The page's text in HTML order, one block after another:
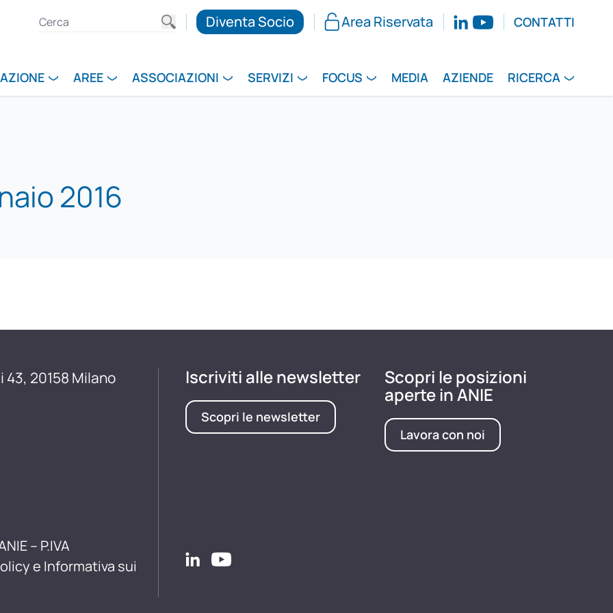
Diventa Socio Area Riservata CONTATTI
AREE ASSOCIAZIONI SERVIZI FOCUS MEDIA AZIENDE RICERCA
2016
20158 Milano
– P.IVA
e Informativa sui
Iscriviti alle newsletter
Scopri le newsletter
Scopri le posizioni
aperte in ANIE
Lavora con noi